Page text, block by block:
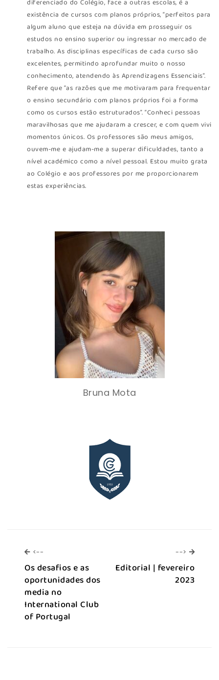
diferenciado do Colégio, face a outras escolas, é a
existência de cursos com planos próprios, “perfeitos para
algum aluno que esteja na dúvida em prosseguir os
estudos no ensino superior ou ingressar no mercado de
trabalho. As disciplinas específicas de cada curso são
excelentes, permitindo aprofundar muito o nosso
conhecimento, atendendo às Aprendizagens Essenciais”.
Refere que “as razões que me motivaram para frequentar
o ensino secundário com planos próprios foi a forma
como os cursos estão estruturados”. “Conheci pessoas
maravilhosas que me ajudaram a crescer, e com quem vivi
momentos únicos. Os professores são meus amigos,
ouvem-me e ajudam-me a superar dificuldades, tanto a
nível académico como a nível pessoal. Estou muito grata
ao Colégio e aos professores por me proporcionarem
estas experiências.
Bruna Mota
<--
Os desafios e as
oportunidades dos
media no
International Club
of Portugal
--> -->
Editorial | fevereiro
2023